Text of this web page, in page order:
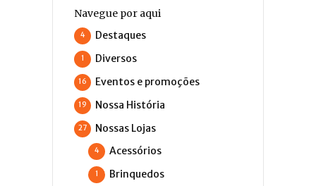
Navegue por aqui
Destaques
4
Diversos
1
Eventos e promoções
16
Nossa História
19
Nossas Lojas
27
Acessórios
4
Brinquedos
1